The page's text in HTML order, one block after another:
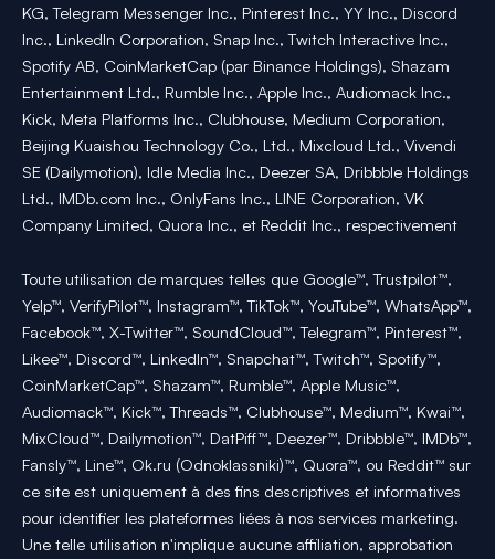
KG, Telegram Messenger Inc., Pinterest Inc., YY Inc., Discord
Inc., LinkedIn Corporation, Snap Inc., Twitch Interactive Inc.,
Spotify AB, CoinMarketCap (par Binance Holdings), Shazam
Entertainment Ltd., Rumble Inc., Apple Inc., Audiomack Inc.,
Kick, Meta Platforms Inc., Clubhouse, Medium Corporation,
Beijing Kuaishou Technology Co., Ltd., Mixcloud Ltd., Vivendi
SE (Dailymotion), Idle Media Inc., Deezer SA, Dribbble Holdings
Ltd., IMDb.com Inc., OnlyFans Inc., LINE Corporation, VK
Company Limited, Quora Inc., et Reddit Inc., respectivement
Toute utilisation de marques telles que Google™, Trustpilot™,
Yelp™, VerifyPilot™, Instagram™, TikTok™, YouTube™, WhatsApp™,
Facebook™, X-Twitter™, SoundCloud™, Telegram™, Pinterest™,
Likee™, Discord™, LinkedIn™, Snapchat™, Twitch™, Spotify™,
CoinMarketCap™, Shazam™, Rumble™, Apple Music™,
Audiomack™, Kick™, Threads™, Clubhouse™, Medium™, Kwai™,
MixCloud™, Dailymotion™, DatPiff™, Deezer™, Dribbble™, IMDb™,
Fansly™, Line™, Ok.ru (Odnoklassniki)™, Quora™, ou Reddit™ sur
ce site est uniquement à des fins descriptives et informatives
pour identifier les plateformes liées à nos services marketing.
Une telle utilisation n'implique aucune affiliation, approbation